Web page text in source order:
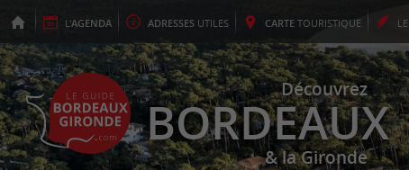
L'AGENDA ADRESSES UTILES CARTE TOURISTIQUE LE
Découvrez
BORDEAUX
& la Gironde